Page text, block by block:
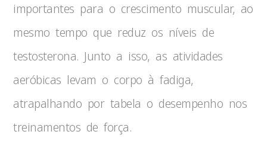
importantes para o crescimento muscular, ao
mesmo tempo que reduz os níveis de
testosterona. Junto a isso, as atividades
aeróbicas levam o corpo à fadiga,
atrapalhando por tabela o desempenho nos
treinamentos de força.